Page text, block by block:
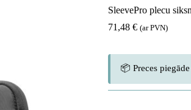
SleevePro plecu
71,48 € (ar PVN)
📦 Preces